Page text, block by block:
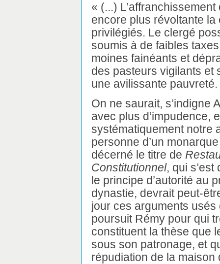
« (...)
encore plus révoltante
privilégiés. Le clergé
soumis à de faibles
moines fainéants et
des pasteurs vigilants et
une avilissante pauvreté.
On ne saurait, s’indigne
avec plus d’impudence,
systématiquement notre
personne d’un
décerné le titre de
Constitutionnel, qui
le principe d’autorité au
dynastie, devrait peut-
jour ces arguments usés
poursuit Rémy pour qui
constituent la thèse que
sous son patronage, et
répudiation de la maison